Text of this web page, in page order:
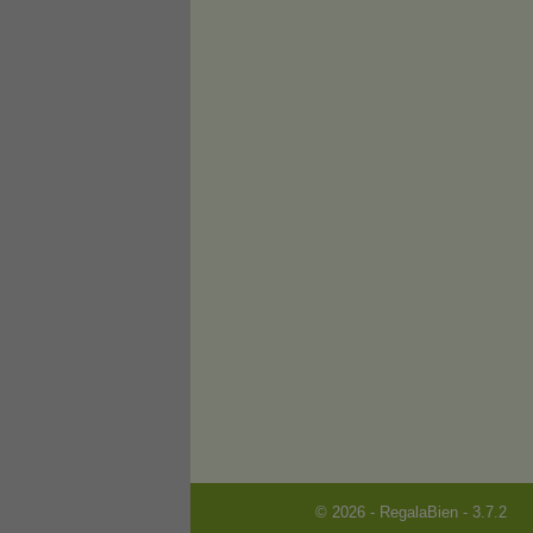
© 2026 - RegalaBien - 3.7.2